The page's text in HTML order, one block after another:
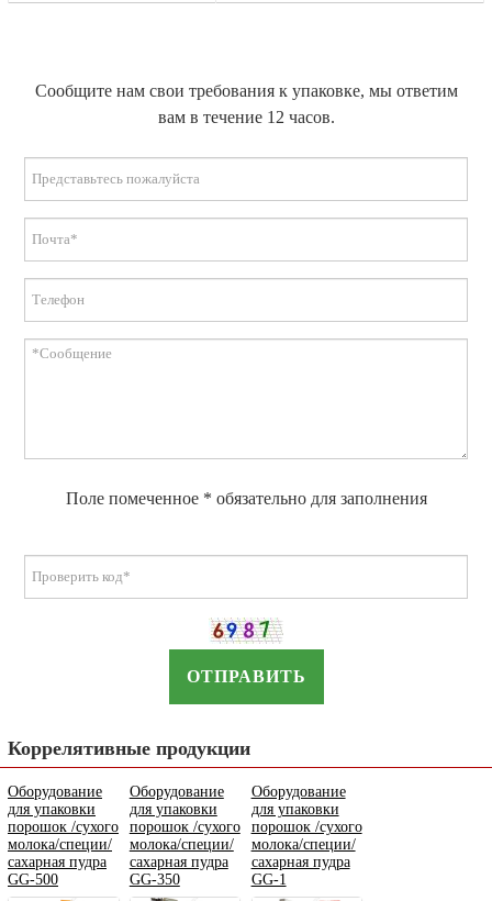
Сообщите нам свои требования к упаковке, мы ответим
вам в течение 12 часов.
Поле помеченное * обязательно для заполнения
ОТПРАВИТЬ
Коррелятивные продукции
Оборудование
для упаковки
порошок /сухого
молока/специи/
сахарная пудра
GG-500
Оборудование
для упаковки
порошок /сухого
молока/специи/
сахарная пудра
GG-350
Оборудование
для упаковки
порошок /сухого
молока/специи/
сахарная пудра
GG-1